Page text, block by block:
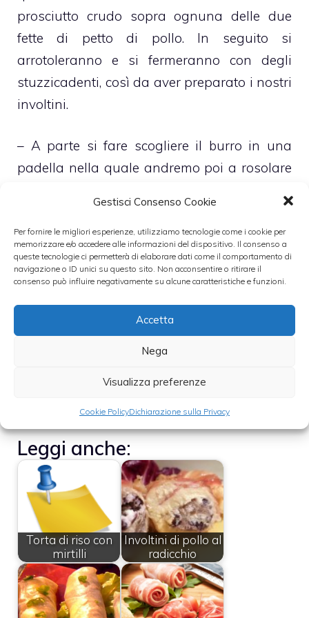
Gestisci Consenso Cookie
Per fornire le migliori esperienze, utilizziamo tecnologie come i cookie per
memorizzare e/o accedere alle informazioni del dispositivo. Il consenso a
queste tecnologie ci permetterà di elaborare dati come il comportamento di
navigazione o ID unici su questo sito. Non acconsentire o ritirare il
consenso può influire negativamente su alcune caratteristiche e funzioni.
Accetta
Nega
Visualizza preferenze
Cookie PolicyDichiarazione sulla Privacy
prosciutto crudo sopra ognuna delle due
fette di petto di pollo. In seguito si
arrotoleranno e si fermeranno con degli
stuzzicadenti, così da aver preparato i nostri
involtini.
– A parte si fare scogliere il burro in una
padella nella quale andremo poi a rosolare
– Nel frattempo prepareremo la salsa. Per
ottenerla ci basterà tritare nel mixer i mirtilli
per poi farli scaldare, insieme al vino, in un
– A cottura ultimata serviremo i nostri petti
di pollo su un piatto da portata che
andremo a guarnire con abbondante salsa
Leggi anche:
Torta di riso con
mirtilli
Involtini di pollo al
radicchio